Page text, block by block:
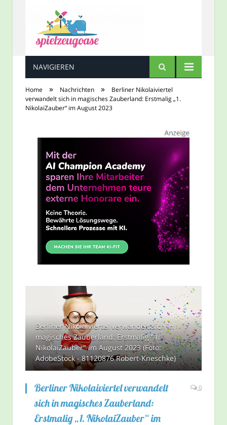
Spielzeugoase
NAVIGIEREN
Home » Nachrichten »
Berliner Nikolaiviertel
verwandelt sich in magisches Zauberland: Erstmalig „1.
NikolaiZauber“ im August 2023
Berliner Nikolaiviertel verwandelt sich in
magisches Zauberland: Erstmalig "1.
NikolaiZauber" im August 2023 (Foto:
AdobeStock - 81120876 Robert-Kneschke)
Berliner Nikolaiviertel verwandelt
sich in magisches Zauberland:
Erstmalig „1. NikolaiZauber“ im
0